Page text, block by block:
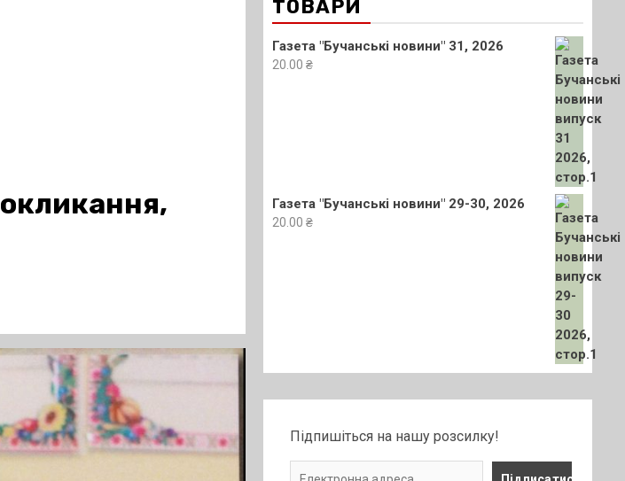
ТОВАРИ
Газета "Бучанські новини" 31, 2026
20.00 ₴
Газета "Бучанські новини" 29-30, 2026
20.00 ₴
Підпишіться на нашу розсилку!